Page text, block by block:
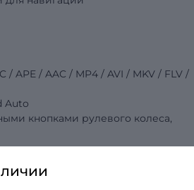
APE / AAC / MP4 / AVI / MKV / FLV /
Auto
кнопками рулевого колеса,